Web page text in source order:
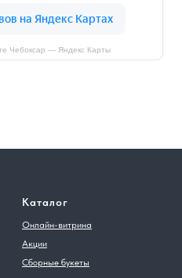
Чебоксар — Яндекс Карты
Каталог
Онлайн-витрина
Акции
Сборные букеты